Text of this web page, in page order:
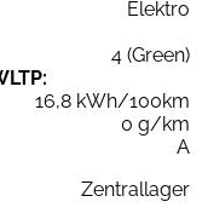
Elektro
4 (Green)
16,8 kWh/100km
0 g/km
A
Zentrallager